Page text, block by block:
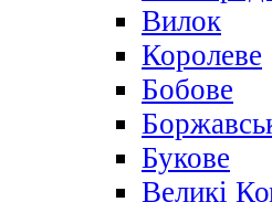
Вилок
Королеве
Бобове
Букове
Великі